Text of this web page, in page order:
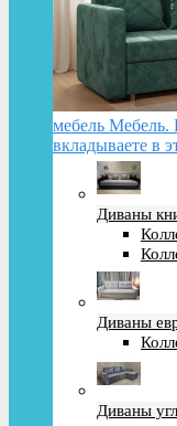
мебель Мебель.
вкладываете в
Диваны
Диваны
Диваны